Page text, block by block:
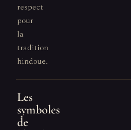
respect
pour
la
tradition
hindoue.
Les
symboles
de